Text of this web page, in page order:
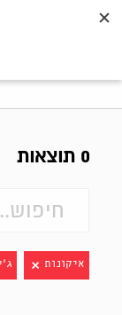
0 תוצאות
איקונות